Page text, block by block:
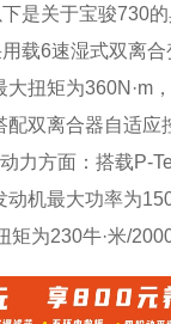
是关于宝骏730
载6速湿式双离合
扭矩为360N·m
配双离合器自适应
力方面：搭载P-
动机最大功率为
为230牛·米/